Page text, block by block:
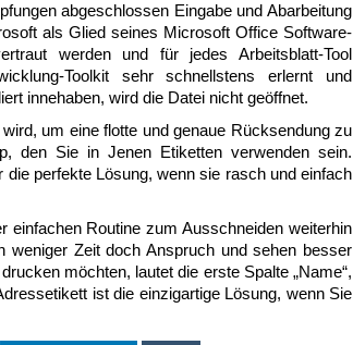
abgeschlossen Eingabe und Abarbeitung
als Glied seines Microsoft Office Software-
werden und für jedes Arbeitsblatt-Tool
Toolkit sehr schnellstens erlernt und
innehaben, wird die Datei nicht geöffnet.
um eine flotte und genaue Rücksendung zu
den Sie in Jenen Etiketten verwenden sein.
perfekte Lösung, wenn sie rasch und einfach
Routine zum Ausschneiden weiterhin
weniger Zeit doch Anspruch und sehen besser
möchten, lautet die erste Spalte „Name“,
ist die einzigartige Lösung, wenn Sie